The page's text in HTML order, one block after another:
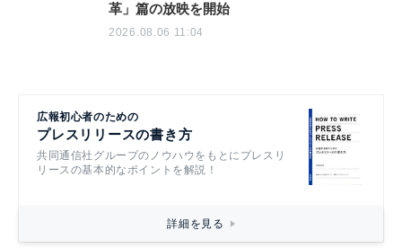
革」篇の放映を開始
2026.08.06 11:04
広報初心者のための
プレスリリースの書き方
共同通信社グループのノウハウをもとにプレスリ
リースの基本的なポイントを解説！
詳細を見る